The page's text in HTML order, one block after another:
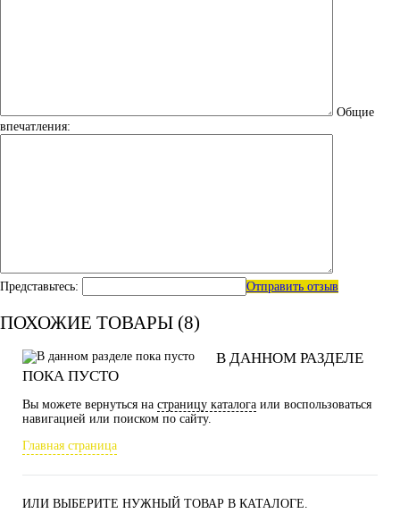
Общие
впечатления:
Представьтесь: Отправить отзыв
ПОХОЖИЕ ТОВАРЫ (8)
В ДАННОМ РАЗДЕЛЕ
ПОКА ПУСТО
Вы можете вернуться на страницу каталога или воспользоваться
навигацией или поиском по сайту.
Главная страница
ИЛИ ВЫБЕРИТЕ НУЖНЫЙ ТОВАР В КАТАЛОГЕ.